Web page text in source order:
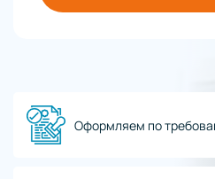
Оформляем по